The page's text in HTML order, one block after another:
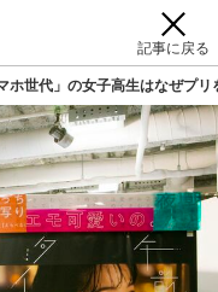
記事に戻る
世代」の女子高生はなぜプリ